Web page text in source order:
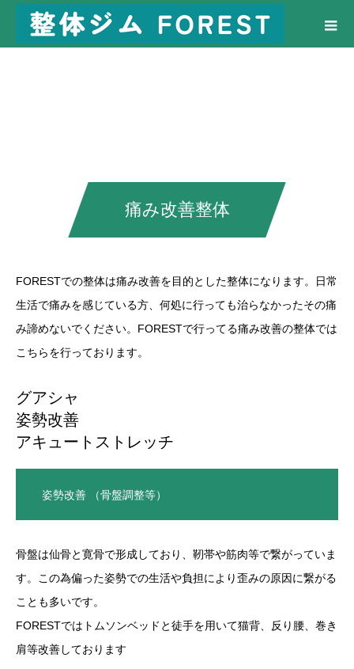
痛み改善整体
FORESTでの整体は痛み改善を目的とした整体になります。日常
生活で痛みを感じている方、何処に行っても治らなかったその痛
み諦めないでください。FORESTで行ってる痛み改善の整体では
こちらを行っております。
グアシャ
姿勢改善
アキュートストレッチ
姿勢改善 （骨盤調整等）
骨盤は仙骨と寛骨で形成しており、靭帯や筋肉等で繋がっていま
す。この為偏った姿勢での生活や負担により歪みの原因に繋がる
ことも多いです。
FORESTではトムソンベッドと徒手を用いて猫背、反り腰、巻き
肩等改善しております